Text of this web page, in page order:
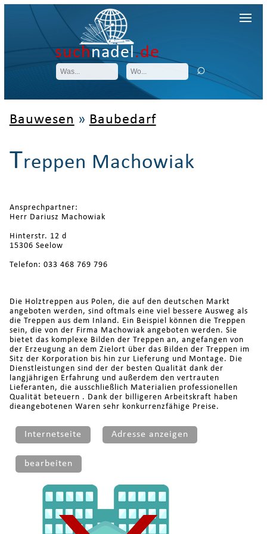
suchnadel.de
Bauwesen » Baubedarf
Treppen Machowiak
Ansprechpartner:
Herr Dariusz Machowiak
Hinterstr. 12 d
15306 Seelow
Telefon: 033 468 769 796
Die Holztreppen aus Polen, die auf den deutschen Markt
angeboten werden, sind oftmals eine viel bessere Ausweg als
die Treppen aus dem Inland. Ein Beispiel können die Treppen
sein, die von der Firma Machowiak angeboten werden. Sie
bietet das komplexe Bilden der Treppen an, angefangen von
der Erzeugung an dem Zielort über das Bilden der Treppen im
Sitz der Korporation bis hin zur Lieferung und Montage. Die
Dienstleistungen sind der der besten Qualität dank der
langjährigen Erfahrung und außerdem den vertrauten
Lieferanten, die ausschließlich Materialien professionellen
Qualität beteuern . Dank der billigeren Arbeitskraft haben
dieangebotenen Waren sehr konkurrenzfähige Preise.
Internetseite Adresse anzeigen
bearbeiten